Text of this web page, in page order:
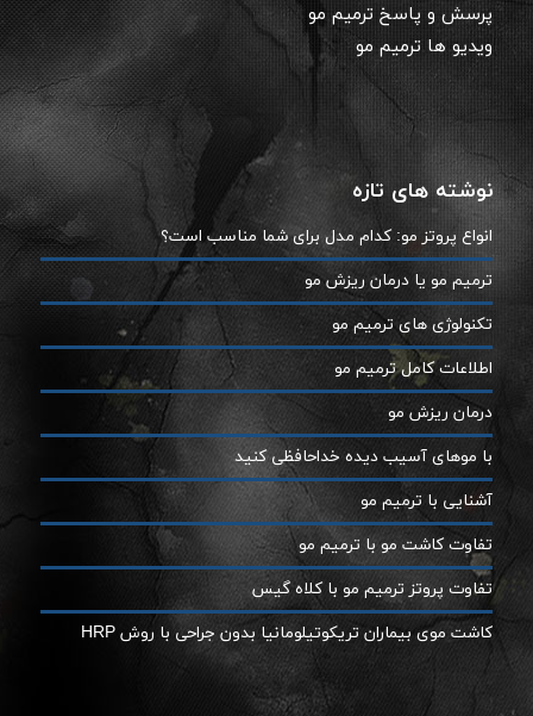
پرسش و پاسخ ترمیم مو
ویدیو ها ترمیم مو
نوشته های تازه
انواع پروتز مو: کدام مدل برای شما مناسب است؟
ترمیم مو یا درمان ریزش مو
تکنولوژی های ترمیم مو
اطلاعات کامل ترمیم مو
درمان ریزش مو
با موهای آسیب دیده خداحافظی کنید
آشنایی با ترمیم مو
تفاوت کاشت مو با ترمیم مو
تفاوت پروتز ترمیم مو با کلاه گیس
کاشت موی بیماران تریکوتیلومانیا بدون جراحی با روش HRP